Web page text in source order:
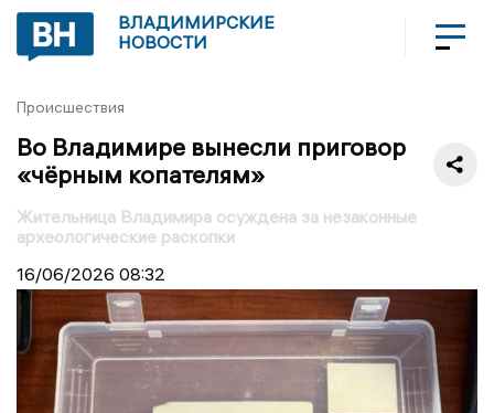
ВЛАДИМИРСКИЕ
НОВОСТИ
Происшествия
Во Владимире вынесли приговор
«чёрным копателям»
Жительница Владимира осуждена за незаконные
археологические раскопки
16/06/2026 08:32